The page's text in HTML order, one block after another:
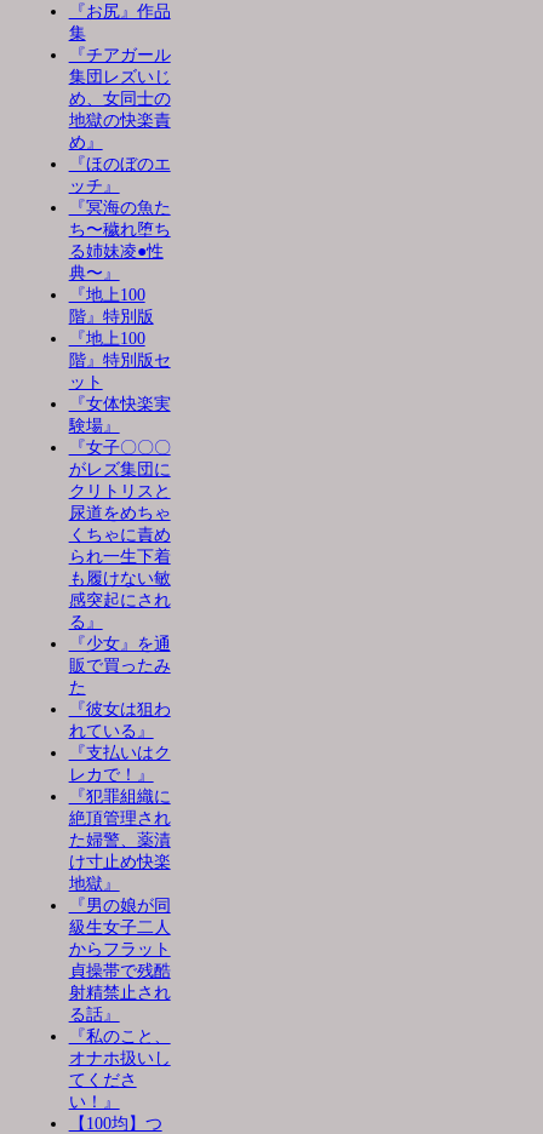
『お尻』作品
集
『チアガール
集団レズいじ
め、女同士の
地獄の快楽責
め』
『ほのぼのエ
ッチ』
『冥海の魚た
ち〜穢れ堕ち
る姉妹凌●性
典〜』
『地上100
階』特別版
『地上100
階』特別版セ
ット
『女体快楽実
験場』
『女子〇〇〇
がレズ集団に
クリトリスと
尿道をめちゃ
くちゃに責め
られ一生下着
も履けない敏
感突起にされ
る』
『少女』を通
販で買ったみ
た
『彼女は狙わ
れている』
『支払いはク
レカで！』
『犯罪組織に
絶頂管理され
た婦警、薬漬
け寸止め快楽
地獄』
『男の娘が同
級生女子二人
からフラット
貞操帯で残酷
射精禁止され
る話』
『私のこと、
オナホ扱いし
てくださ
い！』
【100均】つ